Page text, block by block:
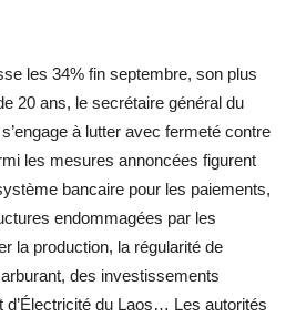
les 34% fin septembre, son plus
20 ans, le secrétaire général du
à lutter avec fermeté contre
les mesures annoncées figurent
bancaire pour les paiements,
endommagées par les
la production, la régularité de
des investissements
d’Électricité du Laos… Les autorités